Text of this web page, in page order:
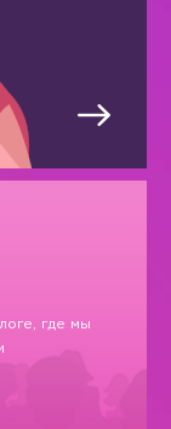
где мы